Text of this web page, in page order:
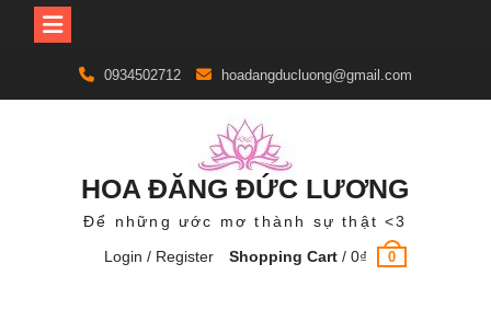
content
0934502712 hoadangducluong@gmail.com
HOA ĐĂNG ĐỨC LƯƠNG
Để những ước mơ thành sự thật <3
Login / Register
Shopping Cart /0₫ 0